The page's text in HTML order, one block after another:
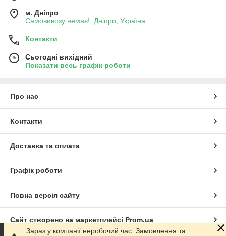
м. Дніпро
Самовивозу немає!, Дніпро, Україна
Контакти
Сьогодні вихідний
Показати весь графік роботи
Про нас
Контакти
Доставка та оплата
Графік роботи
Повна версія сайту
Сайт створено на маркетплейсі Prom.ua
Зараз у компанії неробочий час. Замовлення та